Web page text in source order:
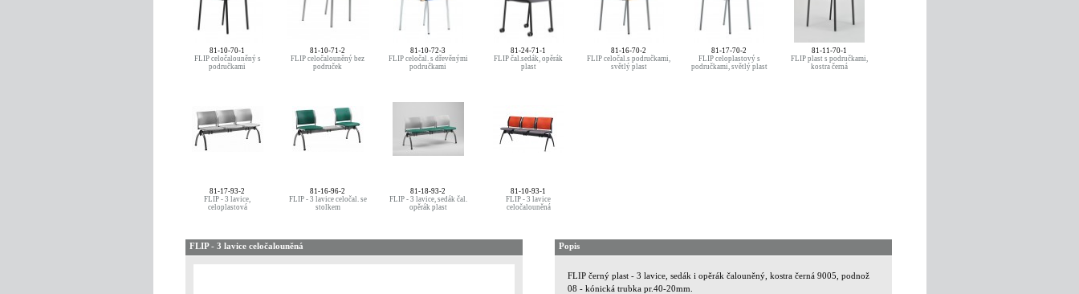
81-10-70-1
FLIP celočalouněný s
područkami
81-10-71-2
FLIP celočalouněný bez
područek
81-10-72-3
FLIP celočal. s dřevěnými
područkami
81-24-71-1
FLIP čal.sedák, opěrák
plast
81-16-70-2
FLIP celočal.s područkami,
světlý plast
81-17-70-2
FLIP celoplastový s
područkami, světlý plast
81-11-70-1
FLIP plast s područkami,
kostra černá
81-17-93-2
FLIP - 3 lavice,
celoplastová
81-16-96-2
FLIP - 3 lavice celočal. se
stolkem
81-18-93-2
FLIP - 3 lavice, sedák čal.
opěrák plast
81-10-93-1
FLIP - 3 lavice
celočalouněná
FLIP - 3 lavice celočalouněná Popis
FLIP černý plast - 3 lavice, sedák i opěrák čalouněný, kostra černá 9005, podnož
08 - kónická trubka pr.40-20mm.